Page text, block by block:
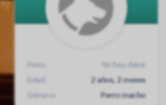
Peso:
No hay datos
Edad:
2 años, 2 meses
Género:
Perro macho